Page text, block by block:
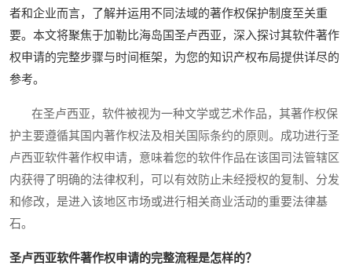
者和企业而言，了解并运用不同法域的著作权保护制度至关重
要。本文将聚焦于加勒比海岛国圣卢西亚，深入探讨其软件著作
权申请的完整步骤与时间框架，为您的知识产权布局提供详尽的
参考。
在圣卢西亚，软件被视为一种文学或艺术作品，其著作权保
护主要遵循其国内著作权法及相关国际条约的原则。成功进行圣
卢西亚软件著作权申请，意味着您的软件作品在该国司法管辖区
内获得了明确的法律权利，可以有效防止未经授权的复制、分发
和修改，是进入该地区市场或进行相关商业活动的重要法律基
石。
圣卢西亚软件著作权申请的完整流程是怎样的？